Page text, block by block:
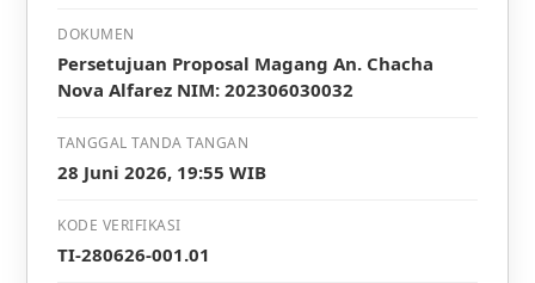
DOKUMEN
Persetujuan Proposal Magang An. Chacha
Nova Alfarez NIM: 202306030032
TANGGAL TANDA TANGAN
28 Juni 2026, 19:55 WIB
KODE VERIFIKASI
TI-280626-001.01